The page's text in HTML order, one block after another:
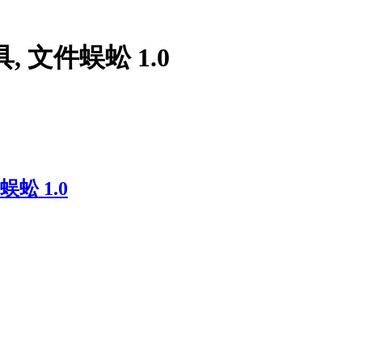
, 文件蜈蚣 1.0
蚣 1.0